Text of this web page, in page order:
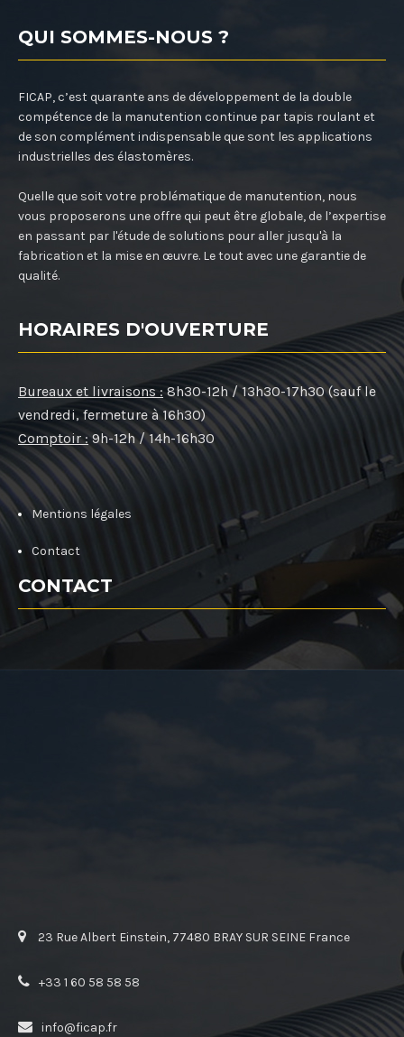
QUI SOMMES-NOUS ?
FICAP, c’est quarante ans de développement de la double
compétence de la manutention continue par tapis roulant et
de son complément indispensable que sont les applications
industrielles des élastomères.
Quelle que soit votre problématique de manutention, nous
vous proposerons une offre qui peut être globale, de l’expertise
en passant par l'étude de solutions pour aller jusqu'à la
fabrication et la mise en œuvre. Le tout avec une garantie de
qualité.
HORAIRES D'OUVERTURE
Bureaux et livraisons : 8h30-12h / 13h30-17h30 (sauf le
vendredi, fermeture à 16h30)
Comptoir : 9h-12h / 14h-16h30
Mentions légales
Contact
CONTACT
23 Rue Albert Einstein, 77480 BRAY SUR SEINE France
+33 1 60 58 58 58
info@ficap.fr